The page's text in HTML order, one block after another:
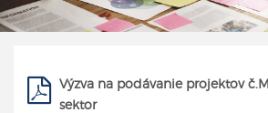
Výzva na podávanie projektov
sektor